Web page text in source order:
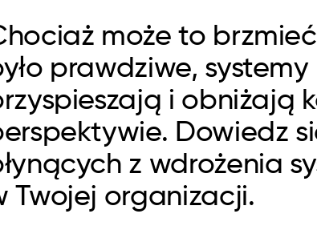
może to
prawdziwe,
i obniżają
Dowiedz
z wdrożenia
Twojej organizacji.